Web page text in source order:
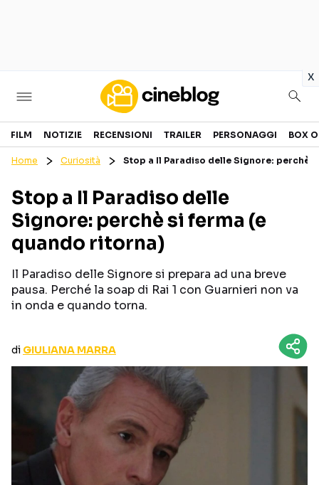
x
Cinema
GENERI
PERSONAGGI
CANALI STREAMING
Categorie
NOTIZIE
RECENSIONI
Seguici sui social
FILM NOTIZIE RECENSIONI TRAILER PERSONAGGI BOX
Home Curiosità Stop a Il Paradiso delle Signore: perchè
Stop a Il Paradiso delle
Signore: perchè si ferma (e
quando ritorna)
Il Paradiso delle Signore si prepara ad una breve
pausa. Perché la soap di Rai 1 con Guarnieri non va
in onda e quando torna.
di GIULIANA MARRA